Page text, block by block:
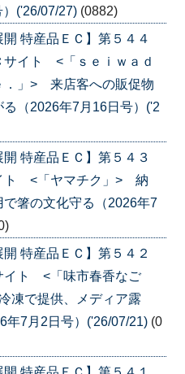
('26/07/27) (0882)
開 特産品ＥＣ】第５４４
イト <「ｓｅｉｗａｄ
．」> 来店客への販促物
（2026年7月16日号）('2
開 特産品ＥＣ】第５４３
ト <「ヤマチク」> 納
箸の文化守る（2026年7
特産品ＥＣ】第５４２
ト <「味市春香なご
凍で提供、メディア露
年7月2日号）('26/07/21) (0